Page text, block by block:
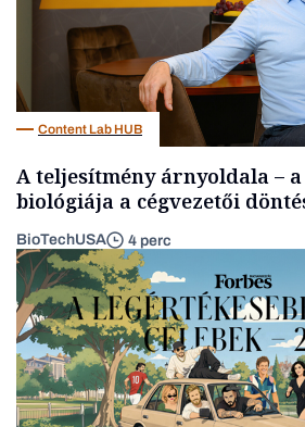
Content Lab HUB
A teljesítmény árnyoldala – a
biológiája a cégvezetői
BioTechUSA 4 perc